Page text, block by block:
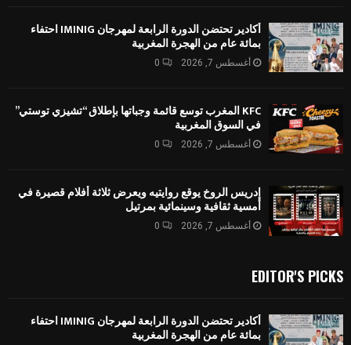
أكادير تحتضن الدورة الرابعة لمهرجان IMINIG احتفاء
بمائة عام من الهجرة المغربية
أغسطس 7, 2026 0
KFC المغرب توسع قائمة وجباتها بإطلاق “تشيزي توستي”
في السوق المغربية
أغسطس 7, 2026 0
إدريس الروخ يوقع روايتيه ويعرض ثلاثة أفلام قصيرة في
أمسية ثقافية وسينمائية بمرتيل
أغسطس 7, 2026 0
EDITOR'S PICKS
أكادير تحتضن الدورة الرابعة لمهرجان IMINIG احتفاء
بمائة عام من الهجرة المغربية